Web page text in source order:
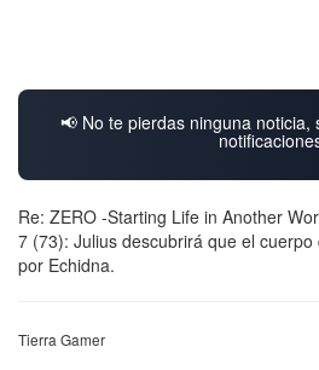
📢 No te pierdas ninguna
Re: ZERO -Starting Life in Another
7 (73): Julius descubrirá que el
por Echidna.
Tierra Gamer